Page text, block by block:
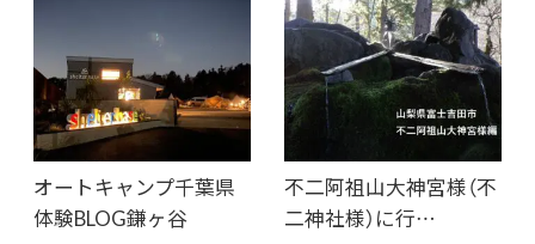
オートキャンプ千葉県
体験BLOG鎌ヶ谷
不二阿祖山大神宮様（不
二神社様）に行…